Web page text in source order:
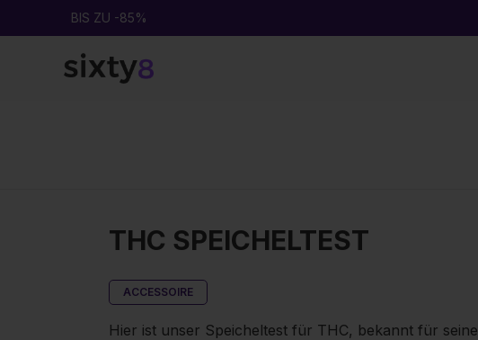
BIS ZU 20G GRATIS TITTY SPRINKLES MAGIC SAUCE
THC SPEICHELTEST
ACCESSOIRE
Hier ist unser Speicheltest für THC, bekannt für seine